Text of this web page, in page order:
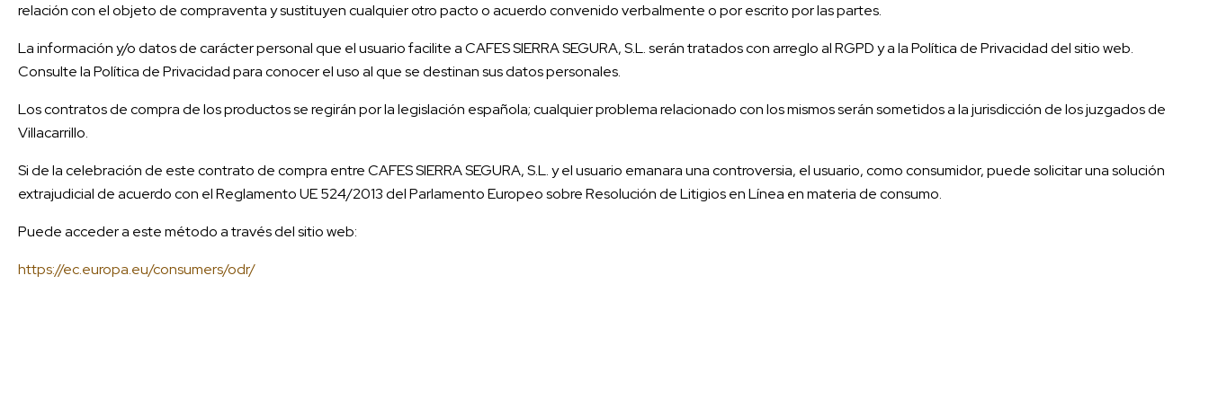
relación con el objeto de compraventa y sustituyen cualquier otro pacto o acuerdo convenido verbalmente o por escrito por las partes.
La información y/o datos de carácter personal que el usuario facilite a CAFES SIERRA SEGURA, S.L. serán tratados con arreglo al RGPD y a la Política de Privacidad del sitio web.
Consulte la Política de Privacidad para conocer el uso al que se destinan sus datos personales.
Los contratos de compra de los productos se regirán por la legislación española; cualquier problema relacionado con los mismos serán sometidos a la jurisdicción de los juzgados de
Villacarrillo.
Si de la celebración de este contrato de compra entre CAFES SIERRA SEGURA, S.L. y el usuario emanara una controversia, el usuario, como consumidor, puede solicitar una solución
extrajudicial de acuerdo con el Reglamento UE 524/2013 del Parlamento Europeo sobre Resolución de Litigios en Línea en materia de consumo.
Puede acceder a este método a través del sitio web:
https://ec.europa.eu/consumers/odr/